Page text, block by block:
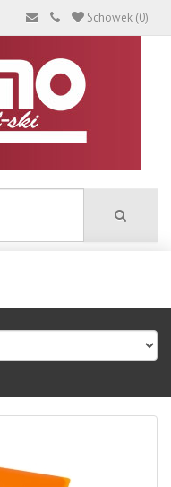
Schowek (0)